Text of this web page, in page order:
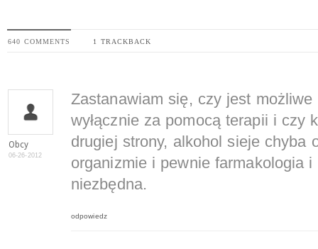
640 COMMENTS 1 TRACKBACK
Obcy
06-26-2012
Zastanawiam się, czy jest
wyłącznie za pomocą terapii i czy
drugiej strony, alkohol sieje chyba
organizmie i pewnie farmakologia i
niezbędna.
odpowiedz